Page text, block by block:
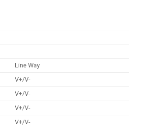
Line Way
V+/V-
V+/V-
V+/V-
V+/V-